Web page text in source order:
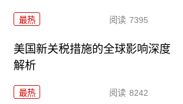
最热 阅读 7395
美国新关税措施的全球影响深度
解析
最热 阅读 8242